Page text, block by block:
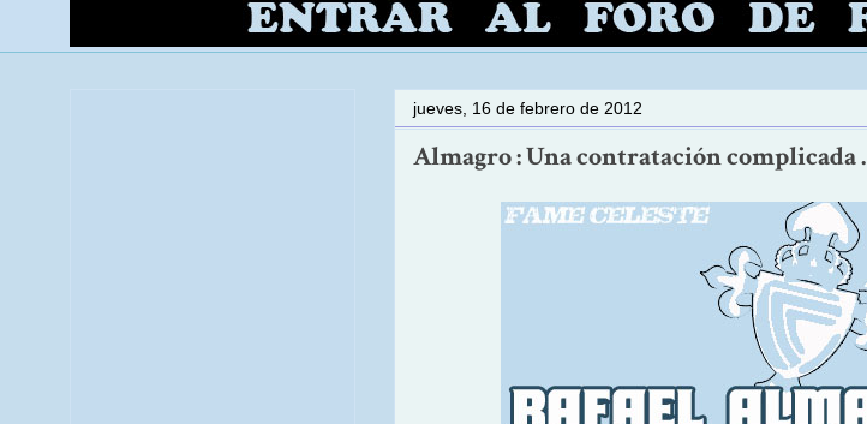
jueves, 16 de febrero de 2012
Almagro : Una contratación complicada .